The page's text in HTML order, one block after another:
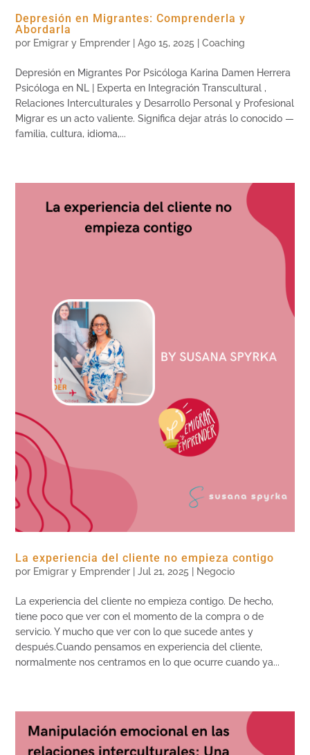
Depresión en Migrantes: Comprenderla y
Abordarla
por Emigrar y Emprender |Ago 15, 2025 |Coaching
Depresión en Migrantes Por Psicóloga Karina Damen Herrera
Psicóloga en NL | Experta en Integración Transcultural ,
Relaciones Interculturales y Desarrollo Personal y Profesional
Migrar es un acto valiente. Significa dejar atrás lo conocido —
familia, cultura, idioma,...
La experiencia del cliente no empieza contigo
por Emigrar y Emprender |Jul 21, 2025 Negocio
La experiencia del cliente no empieza contigo. De hecho,
tiene poco que ver con el momento de la compra o de
servicio. Y mucho que ver con lo que sucede antes y
después.Cuando pensamos en experiencia del cliente,
normalmente nos centramos en lo que ocurre cuando ya...